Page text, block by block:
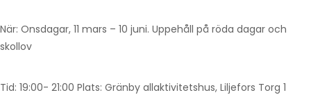
När: Onsdagar, 11 mars – 10 juni. Uppehåll på röda dagar och
skollov
Tid: 19:00- 21:00 Plats: Gränby allaktivitetshus, Liljefors Torg 1